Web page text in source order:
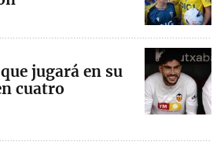
jugará en su
cuatro